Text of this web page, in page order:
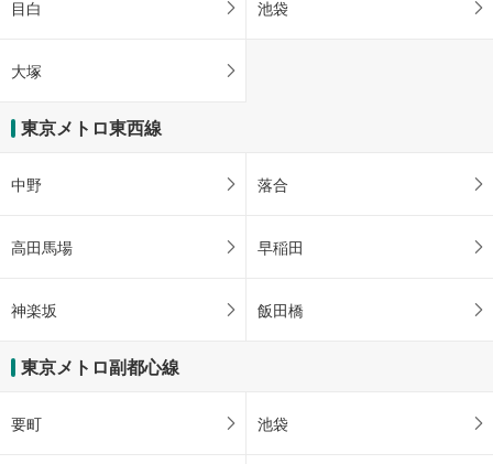
目白 池袋
大塚
東京メトロ東西線
中野 落合
高田馬場 早稲田
神楽坂 飯田橋
東京メトロ副都心線
要町 池袋